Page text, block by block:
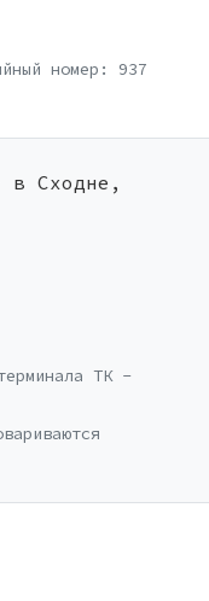
номер: 937
в Сходне,
ТК -